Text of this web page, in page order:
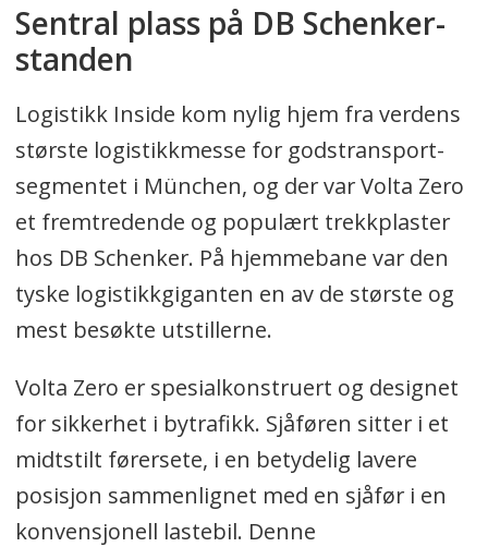
Sentral plass på DB Schenker-
standen
Logistikk Inside kom nylig hjem fra verdens
største logistikkmesse for godstransport-
segmentet i München, og der var Volta Zero
et fremtredende og populært trekkplaster
hos DB Schenker. På hjemmebane var den
tyske logistikkgiganten en av de største og
mest besøkte utstillerne.
Volta Zero er spesialkonstruert og designet
for sikkerhet i bytrafikk. Sjåføren sitter i et
midtstilt førersete, i en betydelig lavere
posisjon sammenlignet med en sjåfør i en
konvensjonell lastebil. Denne